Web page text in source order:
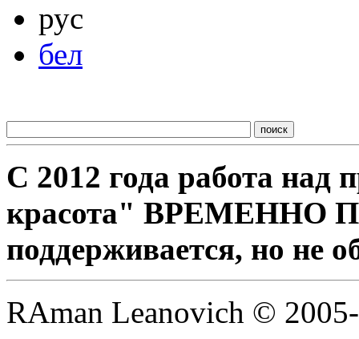
рус
бел
С 2012 года работа над
красота" ВРЕМЕННО
поддерживается, но не
RAman Leanovich ©